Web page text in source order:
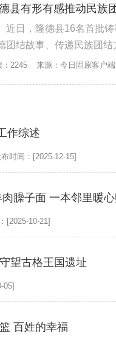
县有形有感推动民族
近日，隆德县16名首批
团结故事、传递民族团结
：2245 来源：今日固原客户端
作综述
时间：[2025-12-15]
臊子面 一本邻里暖
[2025-10-21]
望古格王国遗址
05]
百姓的幸福